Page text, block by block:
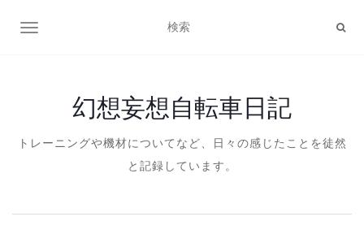
ナビゲーション切り替え
幻想妄想自転車日記
トレーニングや機材についてなど、日々の感じたことを徒然
と記録しています。